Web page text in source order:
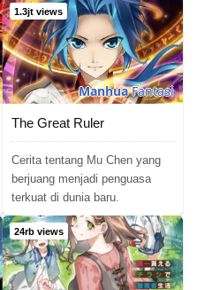
1.3jt views
ManhuaFantasi
The Great Ruler
Cerita tentang Mu Chen yang
berjuang menjadi penguasa
terkuat di dunia baru.
24rb views